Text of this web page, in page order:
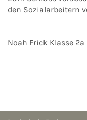
den Sozialarbeitern
Noah Frick Klasse 2a